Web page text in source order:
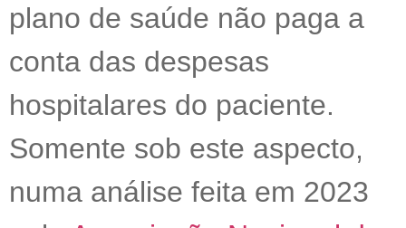
plano de saúde não paga a
conta das despesas
hospitalares do paciente.
Somente sob este aspecto,
numa análise feita em 2023